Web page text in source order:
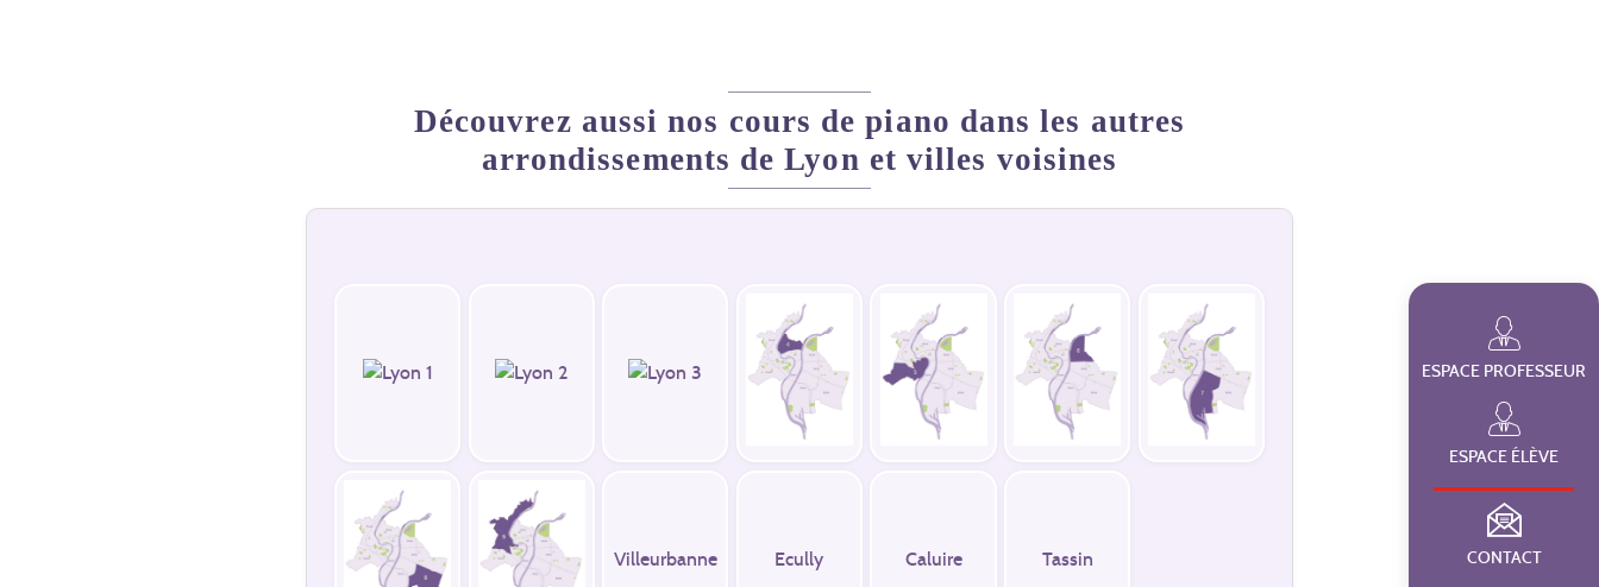
ESPACE PROFESSEUR
ESPACE ÉLÈVE
CONTACT
Découvrez aussi nos cours de piano dans les autres
arrondissements de Lyon et villes voisines
Villeurbanne Ecully Caluire Tassin